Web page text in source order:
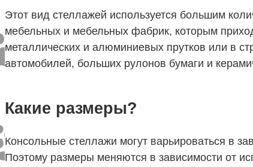
Этот вид стеллажей используется большим
мебельных и мебельных фабрик, которым
металлических и алюминиевых прутков или в
автомобилей, больших рулонов бумаги и
Какие размеры?
Консольные стеллажи могут варьироваться в
Поэтому размеры меняются в зависимости от